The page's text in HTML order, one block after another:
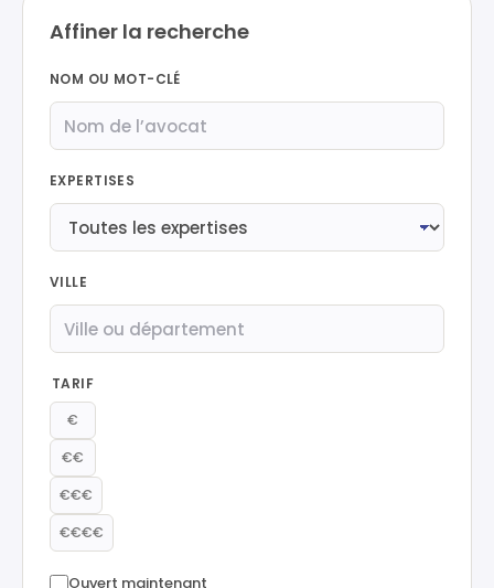
Affiner la recherche
NOM OU MOT-CLÉ
EXPERTISES
VILLE
TARIF
€
€€
€€€
€€€€
Ouvert maintenant